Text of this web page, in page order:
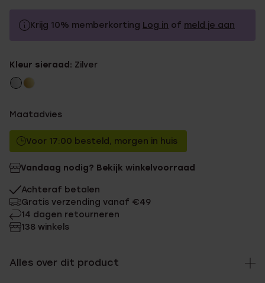
Krijg 10% memberkorting Log in of meld je aan
Zonder memberkorting
Kleur sieraad: Zilver
Maatadvies
Voor 17:00 besteld, morgen in huis
Vandaag nodig? Bekijk winkelvoorraad
Achteraf betalen
Gratis verzending vanaf €49
14 dagen retourneren
138 winkels
Alles over dit product